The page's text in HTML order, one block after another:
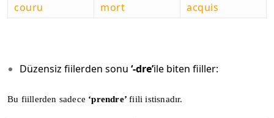
couru
mort
acquis
Düzensiz fiilerden sonu ‘-dre’ile biten fiiller:
Bu fiillerden sadece ‘prendre’fiili istisnadır.